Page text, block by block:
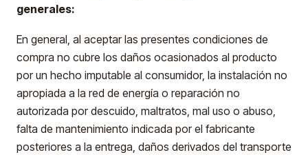
generales:
En general, al aceptar las presentes condiciones de
compra no cubre los daños ocasionados al producto
por un hecho imputable al consumidor, la instalación no
apropiada a la red de energía o reparación no
autorizada por descuido, maltratos, mal uso o abuso,
falta de mantenimiento indicada por el fabricante
posteriores a la entrega, daños derivados del transporte